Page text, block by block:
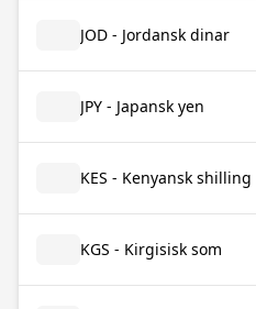
JOD - Jordansk dinar
JPY - Japansk yen
KES - Kenyansk shilling
KGS - Kirgisisk som